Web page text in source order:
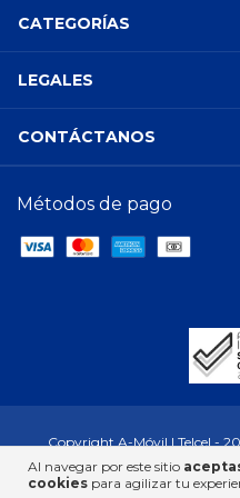
Al navegar por este sitio
cookies para agilizar tu
CATEGORÍAS
LEGALES
CONTÁCTANOS
Métodos de pago
Copyright A-Móvil | Telcel -